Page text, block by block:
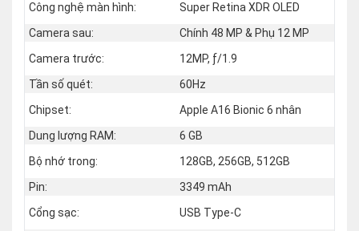
Công nghệ màn hình:
Super Retina XDR OLED
Camera sau:
Chính 48 MP & Phụ 12 MP
Camera trước:
12MP, ƒ/1.9
Tần số quét:
60Hz
Chipset:
Apple A16 Bionic 6 nhân
Dung lượng RAM:
6 GB
Bộ nhớ trong:
128GB, 256GB, 512GB
Pin:
3349 mAh
Cổng sạc:
USB Type-C